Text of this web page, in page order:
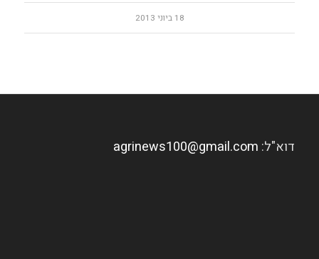
18 ביוני 2013
דוא"ל: agrinews100@gmail.com